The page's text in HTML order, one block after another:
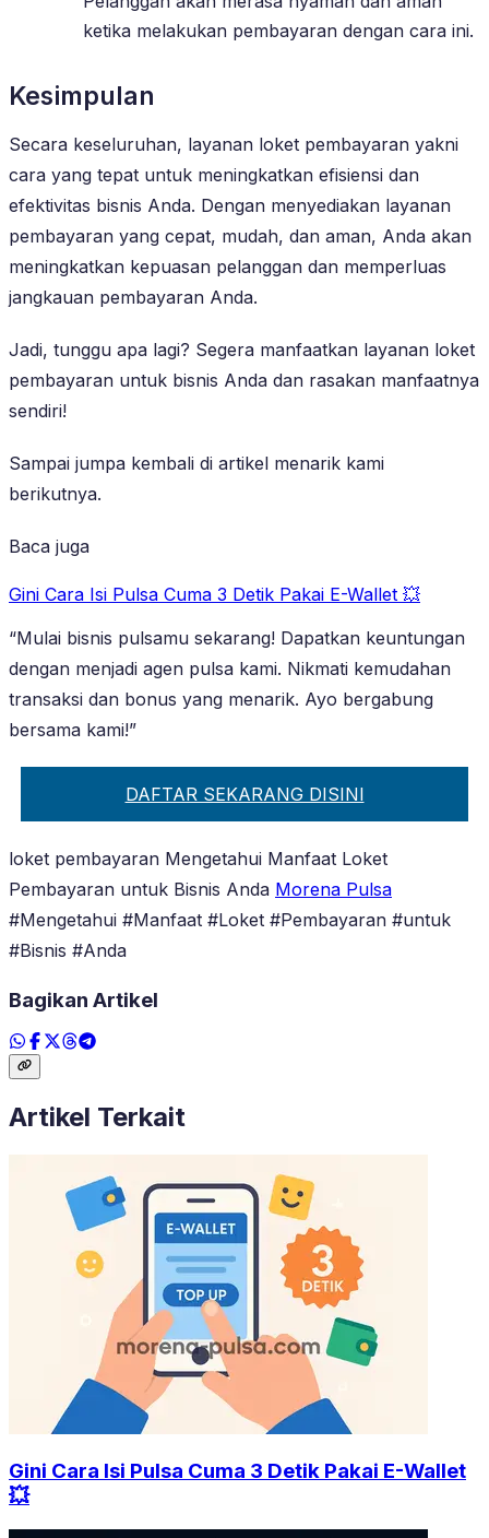
ketika melakukan pembayaran dengan cara ini.
Kesimpulan
Secara keseluruhan, layanan loket pembayaran yakni
cara yang tepat untuk meningkatkan efisiensi dan
efektivitas bisnis Anda. Dengan menyediakan layanan
pembayaran yang cepat, mudah, dan aman, Anda akan
meningkatkan kepuasan pelanggan dan memperluas
jangkauan pembayaran Anda.
Jadi, tunggu apa lagi? Segera manfaatkan layanan loket
pembayaran untuk bisnis Anda dan rasakan manfaatnya
sendiri!
Sampai jumpa kembali di artikel menarik kami
berikutnya.
Baca juga
Gini Cara Isi Pulsa Cuma 3 Detik Pakai E-Wallet 💥
“Mulai bisnis pulsamu sekarang! Dapatkan keuntungan
dengan menjadi agen pulsa kami. Nikmati kemudahan
transaksi dan bonus yang menarik. Ayo bergabung
bersama kami!”
DAFTAR SEKARANG DISINI
loket pembayaran Mengetahui Manfaat Loket
Pembayaran untuk Bisnis Anda Morena Pulsa
#Mengetahui #Manfaat #Loket #Pembayaran #untuk
#Bisnis #Anda
Bagikan Artikel
Artikel Terkait
Gini Cara Isi Pulsa Cuma 3 Detik Pakai E-Wallet
💥